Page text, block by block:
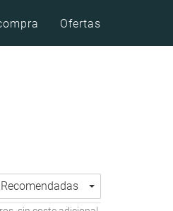
Ofertas
Recomendadas